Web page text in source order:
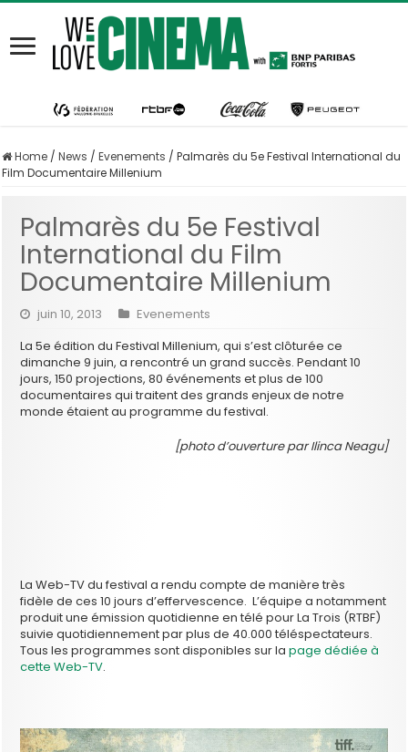
Home / News / Evenements / Palmarès du 5e Festival International du
Film Documentaire Millenium
Palmarès du 5e Festival
International du Film
Documentaire Millenium
juin 10, 2013
Evenements
La 5e édition du Festival Millenium, qui s’est clôturée ce
dimanche 9 juin, a rencontré un grand succès. Pendant 10
jours, 150 projections, 80 événements et plus de 100
documentaires qui traitent des grands enjeux de notre
monde étaient au programme du festival.
[photo d’ouverture par Ilinca Neagu]
La Web-TV du festival a rendu compte de manière très
fidèle de ces 10 jours d’effervescence. L’équipe a notamment
produit une émission quotidienne en télé pour La Trois (RTBF)
suivie quotidiennement par plus de 40.000 téléspectateurs.
Tous les programmes sont disponibles sur lapage dédiée à
cette Web-TV.